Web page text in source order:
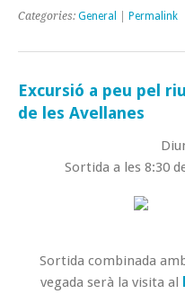
Categories: General Permalink
Excursió a peu pel
de les Avellanes
Sortida a les 8:30
Sortida combinada
vegada serà la visita al